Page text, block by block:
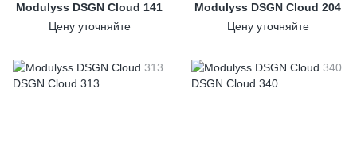
Modulyss DSGN Cloud 141
Цену уточняйте
Modulyss DSGN Cloud 204
Цену уточняйте